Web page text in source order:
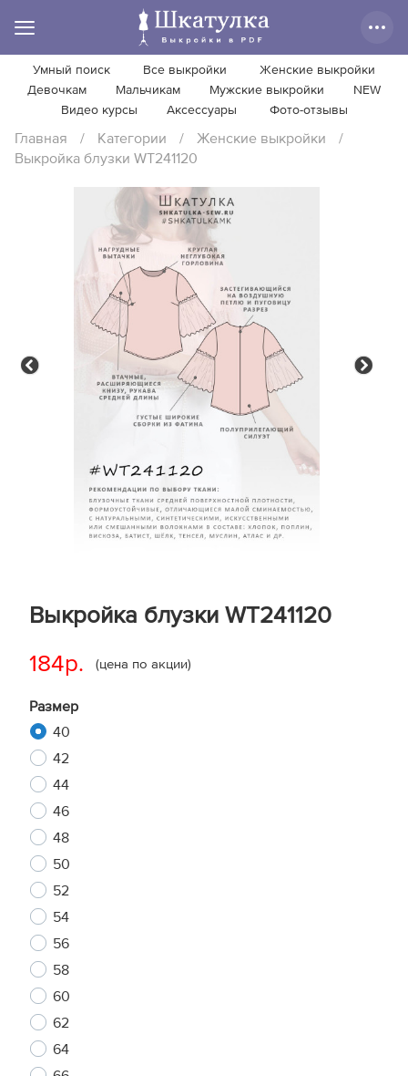
Умный поиск Все выкройки
Женские выкройки
Девочкам
Мальчикам Мужские выкройки
NEW
Видео курсы
Аксессуары Фото-отзывы
Главная / Категории / Женские выкройки
/
Выкройка блузки WT241120
Выкройка блузки WT241120
184р. (цена по акции)
Размер
40
42
44
46
48
50
52
54
56
58
60
62
64